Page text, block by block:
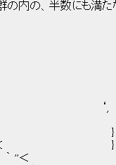
内の、半数にも満たな
‘,
}
｀ ''＜ }
''＜